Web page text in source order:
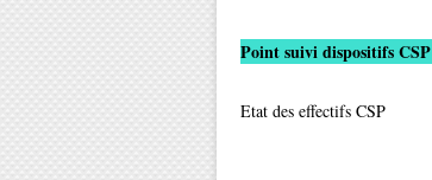
Point suivi dispositifs CSP
Etat des effectifs CSP